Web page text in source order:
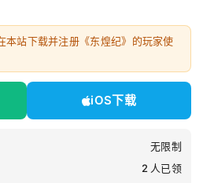
本站下载并注册《东煌纪》的玩家使
iOS下载
无限制
2 人已领